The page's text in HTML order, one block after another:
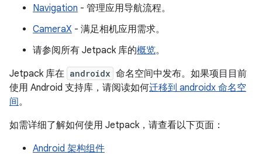
Navigation - 管理应用导航流程。
CameraX - 满足相机应用需求。
请参阅所有 Jetpack 库的概览。
Jetpack 库在 androidx 命名空间中发布。如果项目目前
使用 Android 支持库，请阅读如何迁移到 androidx 命名空
间。
如需详细了解如何使用 Jetpack，请查看以下页面：
Android 架构组件